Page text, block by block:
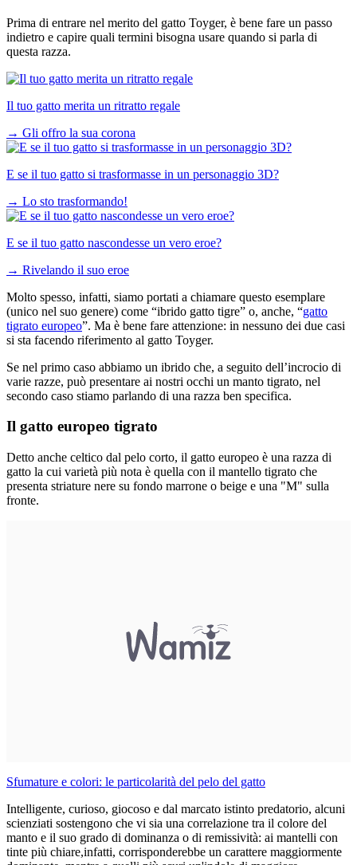
Prima di entrare nel merito del gatto Toyger, è bene fare un passo
indietro e capire quali termini bisogna usare quando si parla di
questa razza.
Il tuo gatto merita un ritratto regale
→ Gli offro la sua corona
E se il tuo gatto si trasformasse in un personaggio 3D?
→ Lo sto trasformando!
E se il tuo gatto nascondesse un vero eroe?
→ Rivelando il suo eroe
Molto spesso, infatti, siamo portati a chiamare questo esemplare
(unico nel suo genere) come “ibrido gatto tigre” o, anche, “gatto
tigrato europeo”. Ma è bene fare attenzione: in nessuno dei due casi
si sta facendo riferimento al gatto Toyger.
Se nel primo caso abbiamo un ibrido che, a seguito dell’incrocio di
varie razze, può presentare ai nostri occhi un manto tigrato, nel
secondo caso stiamo parlando di una razza ben specifica.
Il gatto europeo tigrato
Detto anche celtico dal pelo corto, il gatto europeo è una razza di
gatto la cui varietà più nota è quella con il mantello tigrato che
presenta striature nere su fondo marrone o beige e una "M" sulla
fronte.
Sfumature e colori: le particolarità del pelo del gatto
Intelligente, curioso, giocoso e dal marcato istinto predatorio, alcuni
scienziati sostengono che vi sia una correlazione tra il colore del
manto e il suo grado di dominanza o di remissività: ai mantelli con
tinte più chiare,infatti, corrisponderebbe un carattere maggiormente